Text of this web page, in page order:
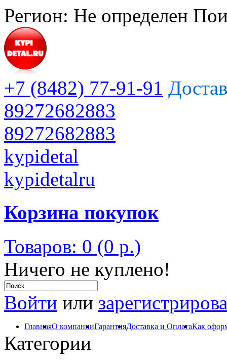
Регион: Не определен
+7 (8482) 77-91-91
89272682883
89272682883
kypidetal
kypidetalru
Корзина покупок
Товаров: 0 (0 р.)
Ничего не куплено!
Войти или
ГлавнаяО компанииГарантияДоставка и ОплатаКак
Категории